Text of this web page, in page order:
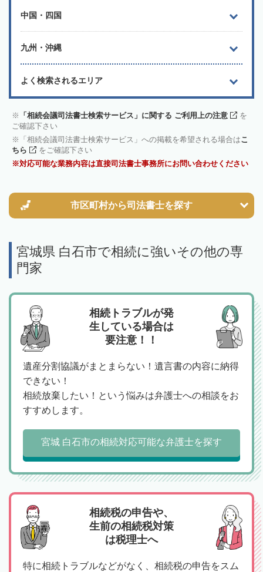
中国・四国
九州・沖縄
よく検索されるエリア
「相続会議司法書士検索サービス」に関する ご利用上の注意
を
ご確認下さい
「相続会議司法書士検索サービス」への掲載を希望される場合はこ
ちら
をご確認下さい
対応可能な業務内容は直接司法書士事務所にお問い合わせください
市区町村から司法書士を探す
宮城県 白石市で相続に強いその他の専
門家
相続トラブルが発
生している場合は
要注意！！
遺産分割協議がまとまらない！遺言書の内容に納得
できない！
相続放棄したい！という悩みは弁護士への相談をお
すすめします。
宮城 白石市の相続対応可能な弁護士を探す
相続税の申告や、
生前の相続税対策
は税理士へ
特に相続トラブルなどがなく、相続税の申告をスム